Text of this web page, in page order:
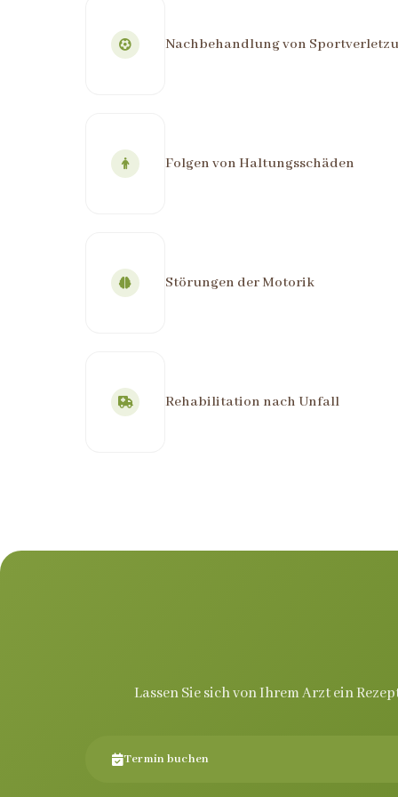
Nachbehandlung von
Folgen von Haltungsschäden
Störungen der Motorik
Rehabilitation nach Unfall
Lassen Sie sich von Ihrem Arzt ein
Termin buchen